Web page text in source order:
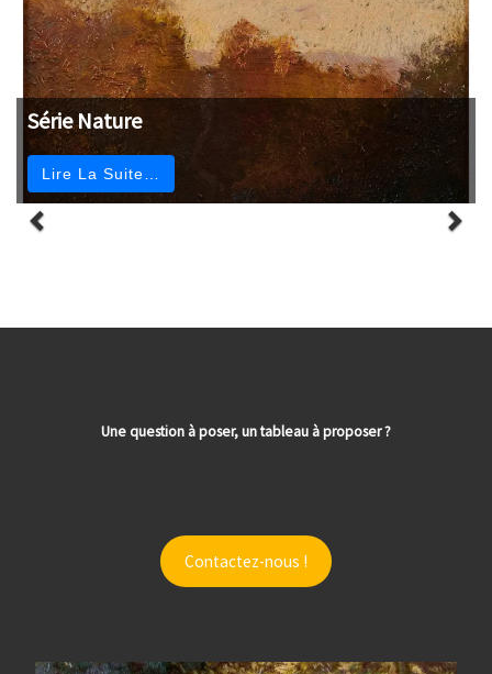
Série Nature
Lire La Suite…
Une question à poser, un tableau à proposer ?
Contactez-nous !